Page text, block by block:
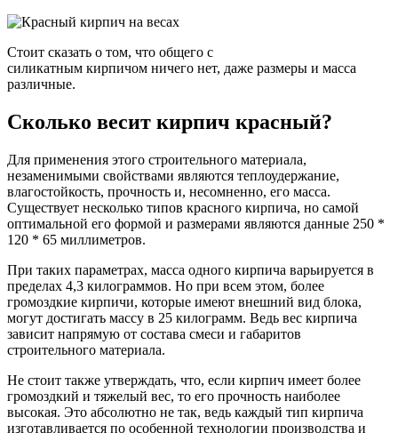
Стоит сказать о том, что общего с
силикатным кирпичом ничего нет, даже размеры и масса
различные.
Сколько весит кирпич красный?
Для применения этого строительного материала,
незаменимыми свойствами являются теплоудержание,
влагостойкость, прочность и, несомненно, его масса.
Существует несколько типов красного кирпича, но самой
оптимальной его формой и размерами являются данные 250 *
120 * 65 миллиметров.
При таких параметрах, масса одного кирпича варьируется в
пределах 4,3 килограммов. Но при всем этом, более
громоздкие кирпичи, которые имеют внешний вид блока,
могут достигать массу в 25 килограмм. Ведь вес кирпича
зависит напрямую от состава смеси и габаритов
строительного материала.
Не стоит также утверждать, что, если кирпич имеет более
громоздкий и тяжелый вес, то его прочность наиболее
высокая. Это абсолютно не так, ведь каждый тип кирпича
изготавливается по особенной технологии производства и